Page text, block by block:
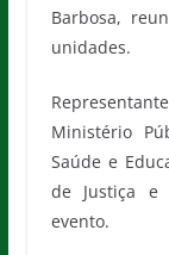
Barbosa,
unidades.
Ministério
Saúde e
de Justiça e
evento.